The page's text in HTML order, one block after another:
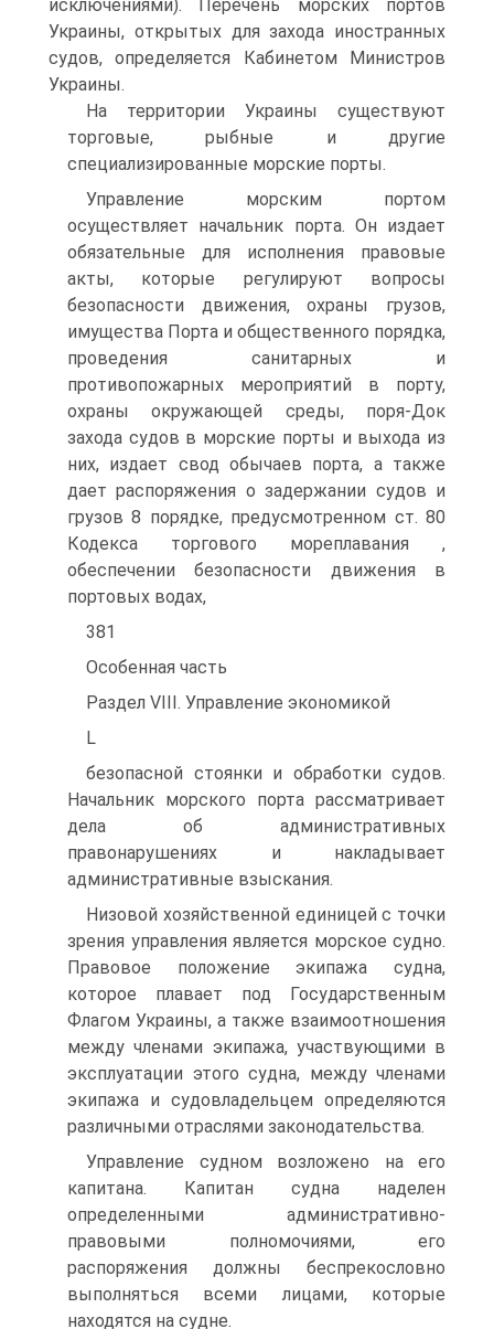
исключениями). Перечень морских портов
Украины, открытых для захода иностранных
судов, определяется Кабинетом Министров
Украины.
На территории Украины существуют
торговые, рыбные и другие
специализированные морские порты.
Управление морским портом
осуществляет начальник порта. Он издает
обязательные для исполнения правовые
акты, которые регулируют вопросы
безопасности движения, охраны грузов,
имущества Порта и общественного порядка,
проведения санитарных и
противопожарных мероприятий в порту,
охраны окружающей среды, поря-Док
захода судов в морские порты и выхода из
них, издает свод обычаев порта, а также
дает распоряжения о задержании судов и
грузов 8 порядке, предусмотренном ст. 80
Кодекса торгового мореплавания ,
обеспечении безопасности движения в
портовых водах,
381
Особенная часть
Раздел VIII. Управление экономикой
L
безопасной стоянки и обработки судов.
Начальник морского порта рассматривает
дела об административных
правонарушениях и накладывает
административные взыскания.
Низовой хозяйственной единицей с точки
зрения управления является морское судно.
Правовое положение экипажа судна,
которое плавает под Государственным
Флагом Украины, а также взаимоотношения
между членами экипажа, участвующими в
эксплуатации этого судна, между членами
экипажа и судовладельцем определяются
различными отраслями законодательства.
Управление судном возложено на его
капитана. Капитан судна наделен
определенными административно-
правовыми полномочиями, его
распоряжения должны беспрекословно
выполняться всеми лицами, которые
находятся на судне.